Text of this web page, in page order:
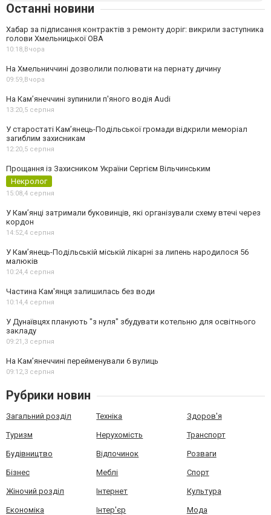
Останні новини
Хабар за підписання контрактів з ремонту доріг: викрили заступника
голови Хмельницької ОВА
10:18,Вчора
На Хмельниччині дозволили полювати на пернату дичину
09:59,Вчора
На Камʼянеччині зупинили п'яного водія Audi
13:20,5 серпня
У старостаті Кам’янець-Подільської громади відкрили меморіал
загиблим захисникам
12:20,5 серпня
Прощання із Захисником України Сергієм Вільчинським
Некролог
15:08,4 серпня
У Кам’янці затримали буковинців, які організували схему втечі через
кордон
14:52,4 серпня
У Кам’янець-Подільській міській лікарні за липень народилося 56
малюків
10:24,4 серпня
Частина Кам'янця залишилась без води
10:14,4 серпня
У Дунаївцях планують "з нуля" збудувати котельню для освітнього
закладу
09:21,3 серпня
На Камʼянеччині перейменували 6 вулиць
09:12,3 серпня
Рубрики новин
Загальний розділ Техніка Здоров'я
Туризм Нерухомість Транспорт
Будівництво Відпочинок Розваги
Бізнес Меблі Спорт
Жіночий розділ Інтернет Культура
Економіка Інтер'єр Мода